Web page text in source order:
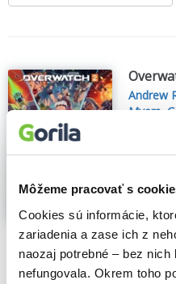
Môžeme pracovať s
Cookies sú informácie,
zariadenia a zase ich z
naozaj potrebné – bez nich
nefungovala. Okrem toho
Andrew
Myers
a
studded
eight